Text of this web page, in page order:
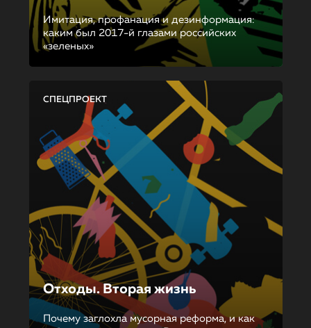
Имитация, профанация и дезинформация:
каким был 2017-й глазами российских
«зеленых»
СПЕЦПРОЕКТ
Отходы. Вторая жизнь
Почему заглохла мусорная реформа, и как